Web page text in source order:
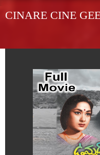
CINARE CINE